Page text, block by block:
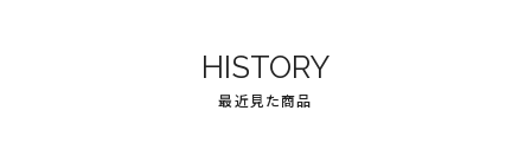
HISTORY
最近見た商品